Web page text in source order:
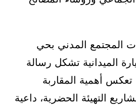
المجتمع المدني بحي
الميدانية تشكل رسالة
تعكس أهمية المقاربة
التهيئة الحضرية، داعية